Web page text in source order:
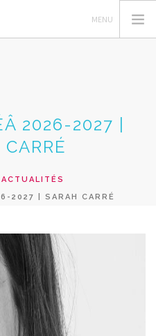
2026-2027 |
ACTUALITÉS
2027 | SARAH CARRÉ